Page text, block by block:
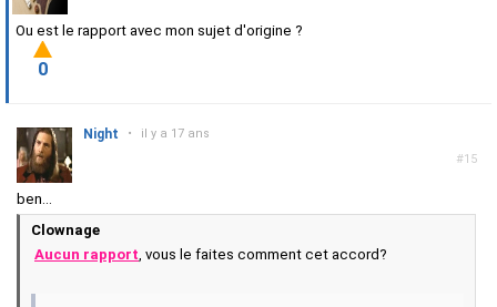
Ou est le rapport avec mon sujet d'origine ?
0
#15
Night • il y a 17 ans
ben...
Clownage
Aucun rapport, vous le faites comment cet accord?